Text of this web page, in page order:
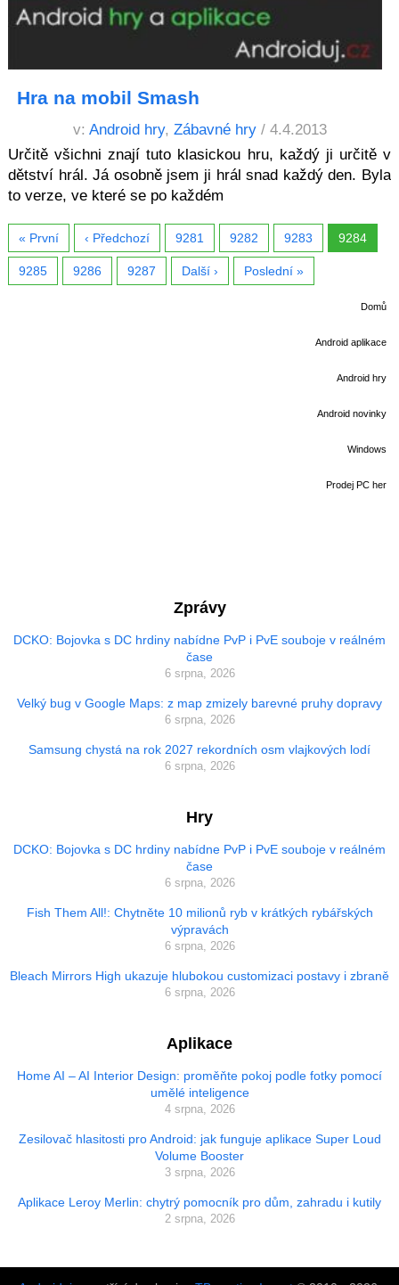
Hra na mobil Smash
v: Android hry, Zábavné hry / 4.4.2013
Určitě všichni znají tuto klasickou hru, každý ji určitě v
dětství hrál. Já osobně jsem ji hrál snad každý den. Byla
to verze, ve které se po každém
« První ‹ Předchozí 9281 9282 9283 9284
9285 9286 9287 Další › Poslední »
Domů
Android aplikace
Android hry
Android novinky
Windows
Prodej PC her
Zprávy
DCKO: Bojovka s DC hrdiny nabídne PvP i PvE souboje v reálném
čase
6 srpna, 2026
Velký bug v Google Maps: z map zmizely barevné pruhy dopravy
6 srpna, 2026
Samsung chystá na rok 2027 rekordních osm vlajkových lodí
6 srpna, 2026
Hry
DCKO: Bojovka s DC hrdiny nabídne PvP i PvE souboje v reálném
čase
6 srpna, 2026
Fish Them All!: Chytněte 10 milionů ryb v krátkých rybářských
výpravách
6 srpna, 2026
Bleach Mirrors High ukazuje hlubokou customizaci postavy i zbraně
6 srpna, 2026
Aplikace
Home AI – AI Interior Design: proměňte pokoj podle fotky pomocí
umělé inteligence
4 srpna, 2026
Zesilovač hlasitosti pro Android: jak funguje aplikace Super Loud
Volume Booster
3 srpna, 2026
Aplikace Leroy Merlin: chytrý pomocník pro dům, zahradu i kutily
2 srpna, 2026